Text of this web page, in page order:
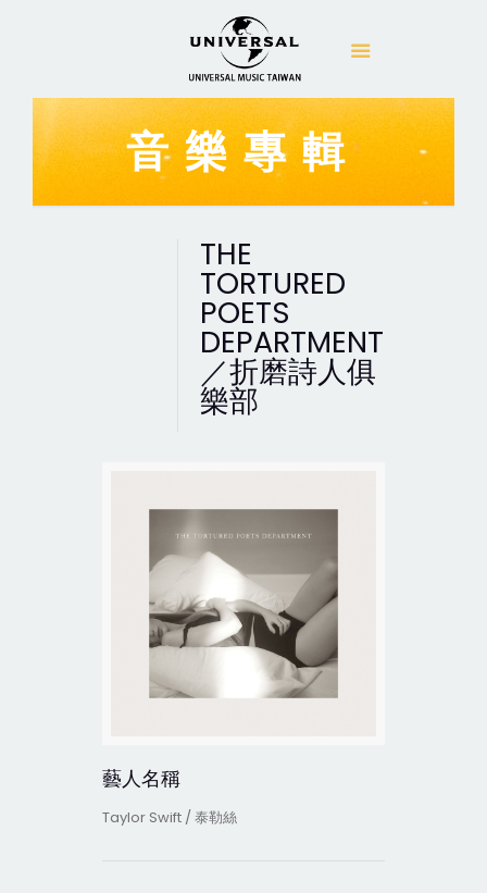
音樂專輯
THE
TORTURED
POETS
DEPARTMENT
／折磨詩人俱
樂部
藝人名稱
Taylor Swift / 泰勒絲